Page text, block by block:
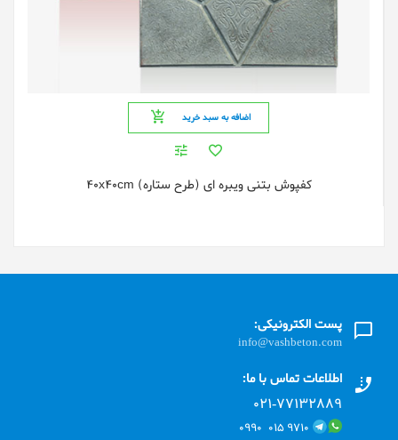
اضافه به سبد خرید
کفپوش بتنی ویبره ای (طرح ستاره) 40x40cm
پست الکترونیکی:
info@vashbeton.com
اطلاعات تماس با ما:
۰۲۱-۷۷۱٣۲۸۸۹
۹۷۱۰ ۰۱۵ ۰۹۹۰